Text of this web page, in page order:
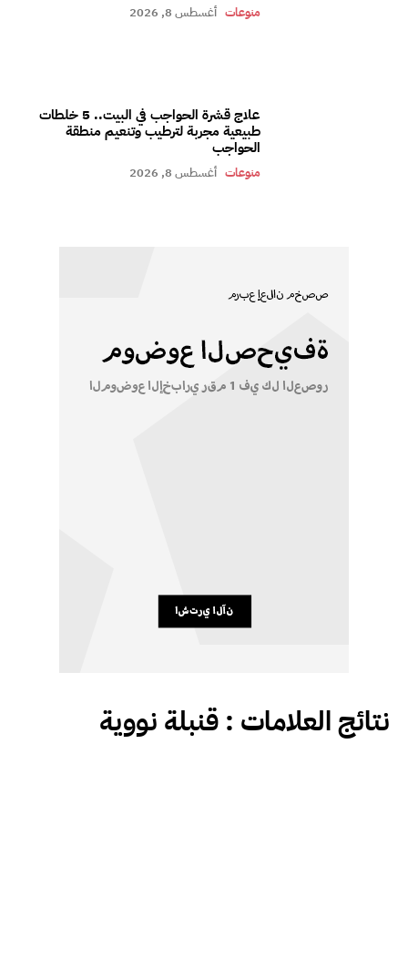
منوعات أغسطس 8, 2026
علاج قشرة الحواجب في البيت.. 5 خلطات
طبيعية مجربة لترطيب وتنعيم منطقة
الحواجب
منوعات أغسطس 8, 2026
نتائج العلامات : قنبلة نووية